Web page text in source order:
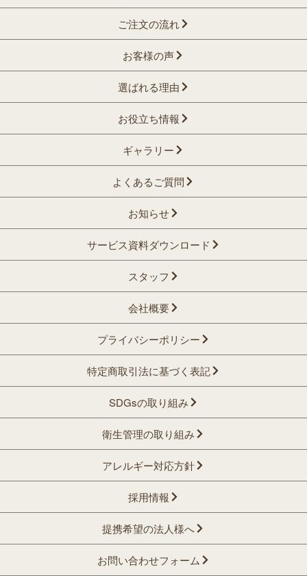
ご注文の流れ
お客様の声
選ばれる理由
お役立ち情報
ギャラリー
よくあるご質問
お知らせ
サービス資料ダウンロード
スタッフ
会社概要
プライバシーポリシー
特定商取引法に基づく表記
SDGsの取り組み
衛生管理の取り組み
アレルギー対応方針
採用情報
提携希望の法人様へ
お問い合わせフォーム